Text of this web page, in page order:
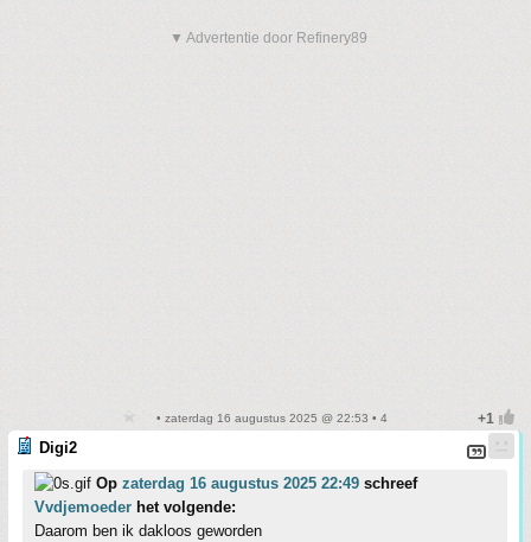
▼ Advertentie door Refinery89
• zaterdag 16 augustus 2025 @ 22:53 • 4
Digi2
Op zaterdag 16 augustus 2025 22:49 schreef
Vvdjemoeder het volgende:
Daarom ben ik dakloos geworden